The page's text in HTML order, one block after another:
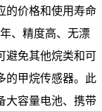
的价格和使用寿命
、精度高、无漂
避免其他烷类和可
的甲烷传感器。此
大容量电池、携带